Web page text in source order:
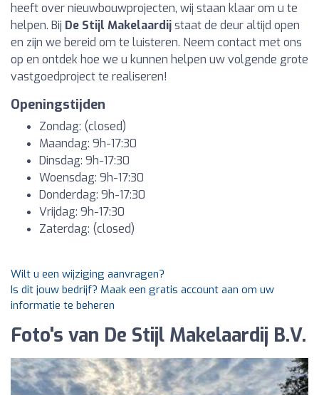
heeft over nieuwbouwprojecten, wij staan klaar om u te
helpen. Bij De Stijl Makelaardijstaat de deur altijd open
en zijn we bereid om te luisteren. Neem contact met ons
op en ontdek hoe we u kunnen helpen uw volgende grote
vastgoedproject te realiseren!
Openingstijden
Zondag: (closed)
Maandag: 9h-17:30
Dinsdag: 9h-17:30
Woensdag: 9h-17:30
Donderdag: 9h-17:30
Vrijdag: 9h-17:30
Zaterdag: (closed)
Wilt u een wijziging aanvragen?
Is dit jouw bedrijf? Maak een gratis account aan om uw
informatie te beheren
Foto's van De Stijl Makelaardij B.V.